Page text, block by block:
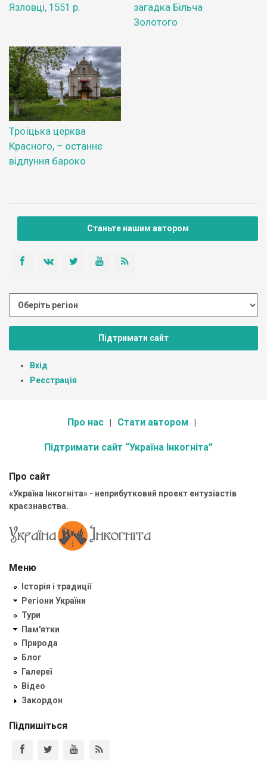
Язловці, 1551 р.
загадка Більча
Золотого
Троїцька церква
Красного, – останнє
відлуння бароко
Станьте нашим автором
Підтримати сайт
Вхід
Реєстрація
Про нас Стати автором
Підтримати сайт “Україна Інкогніта”
Про сайт
«Україна Інкогніта» - неприбутковий проект ентузіастів
краєзнавства.
Меню
Історія і традиції
Регіони України
Тури
Пам'ятки
Природа
Блог
Галереї
Відео
Закордон
Підпишіться